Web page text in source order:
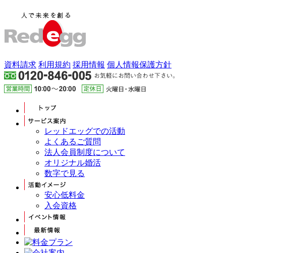
資料請求 利用規約 採用情報 個人情報保護方針
レッドエッグでの活動
よくあるご質問
法人会員制度について
オリジナル婚活
数字で見る
安心低料金
入会資格